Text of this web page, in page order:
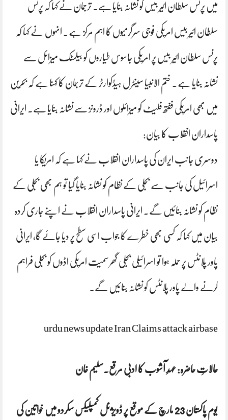
میں پرنس سلطان ائیر بیس کو نشانہ بنایا ہے۔ ترجمان نے کہا کہ پرنس
سلطان ائیر بیس امریکی فوجی سرگرمیوں کا اہم مرکز ہے۔ انہوں نے کہا کہ
پرنس سلطان ائیر بیس پر امریکی جاسوس طیاروں کو بیلسٹک میزائل سے
نشانہ بنایا ہے۔ ختم الانبیا سینٹرل ہیڈکوارٹر کے ترجمان کا کہنا ہے کہ بحرین
میں بھی امریکی ففتھ فلیٹ کو میزائلوں اور ڈرونز سے نشانہ بنایا ہے۔ ایرانی
پاسداران انقلاب کا بیان:
دوسری جانب ایران کی پاسداران انقلاب نے کہا ہے کہ امریکا یا
اسرائیل کی جانب سے بجلی کے نظام کو نشانہ بنایا گیا تو ہم بھی بجلی کے
نظام کو نشانہ بنائیں گے۔ ایرانی پاسداران انقلاب نے اپنے جاری کردہ
بیان میں کہا کہ کسی بھی خطرے کا جواب اسی سطح پر دیا جائے گا، ایرانی
پاور پلانٹس پر حملہ ہوا تو اسرائیلی بجلی گھر سمیت امریکی اڈوں کو بجلی فراہم
کرنے والے پاور پلانٹس کو نشانہ بنائیں گے۔
urdu news update Iran Claims attack airbase
حالاتِ حاضرہ: عہدِ آشوب کا ادبی مرقع.سلیم خان
یوم پاکستان 23 مارچ کے موقع پر ڈویژنل کمپلیکس سکردو میں خواتین کی